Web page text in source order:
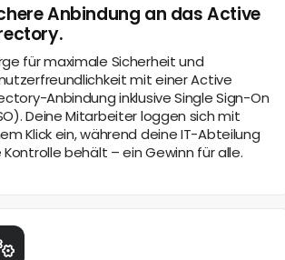
Anbindung an das Active
für maximale Sicherheit und
mit einer Active
Anbindung inklusive Single Sign-On
Deine Mitarbeiter loggen sich mit
Klick ein, während deine IT-Abteilung
Kontrolle behält – ein Gewinn für alle.